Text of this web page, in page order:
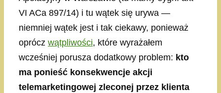
VI ACa 897/14) i tu wątek się urywa —
niemniej wątek jest i tak ciekawy, ponieważ
oprócz wątpliwości, które wyrażałem
wcześniej porusza dodatkowy problem: kto
ma ponieść konsekwencje akcji
telemarketingowej zleconej przez klienta